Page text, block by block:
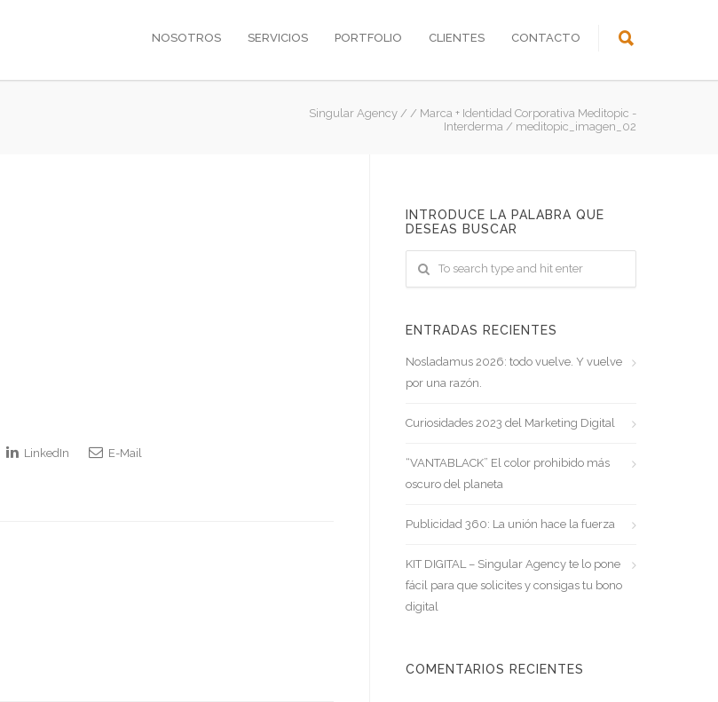
NOSOTROS SERVICIOS PORTFOLIO CLIENTES CONTACTO
Singular Agency / / Marca + Identidad Corporativa Meditopic -
Interderma / meditopic_imagen_02
LinkedIn E-Mail
INTRODUCE LA PALABRA QUE
DESEAS BUSCAR
ENTRADAS RECIENTES
Nosladamus 2026: todo vuelve. Y vuelve
por una razón.
Curiosidades 2023 del Marketing Digital
“VANTABLACK” El color prohibido más
oscuro del planeta
Publicidad 360: La unión hace la fuerza
KIT DIGITAL – Singular Agency te lo pone
fácil para que solicites y consigas tu bono
digital
COMENTARIOS RECIENTES